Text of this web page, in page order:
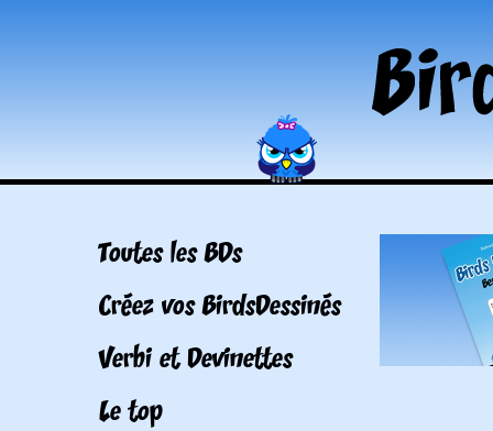
Toutes les BDs
Créez vos BirdsDessinés
Verbi et Devinettes
Le top